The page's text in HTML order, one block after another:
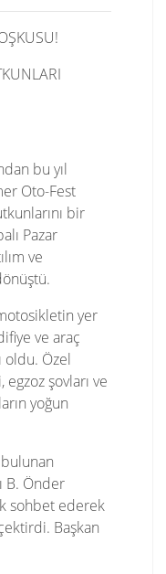
bu yıl
Oto-Fest
bir
Pazar
ve
yer
ve araç
oldu. Özel
şovları ve
yoğun
B. Önder
sohbet ederek
Başkan